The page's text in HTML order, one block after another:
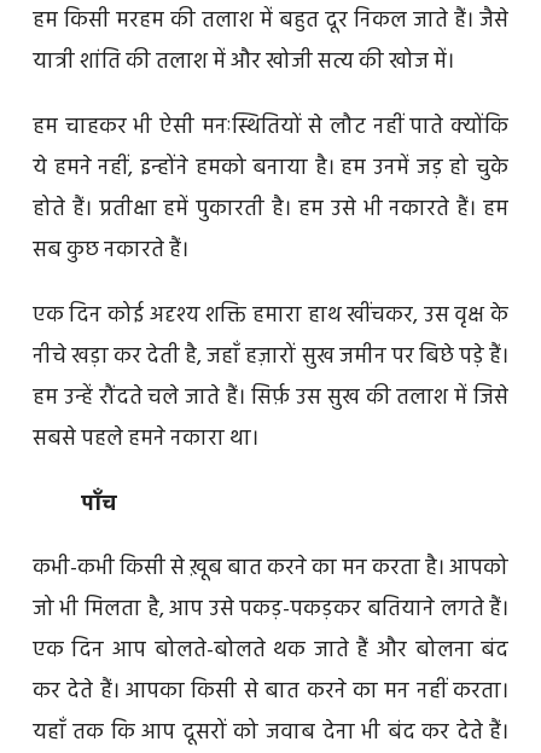
हम किसी मरहम की तलाश में बहुत दूर निकल जाते हैं। जैसे
यात्री शांति की तलाश में और खोजी सत्य की खोज में।
हम चाहकर भी ऐसी मनःस्थितियों से लौट नहीं पाते क्योंकि
ये हमने नहीं, इन्होंने हमको बनाया है। हम उनमें जड़ हो चुके
होते हैं। प्रतीक्षा हमें पुकारती है। हम उसे भी नकारते हैं। हम
सब कुछ नकारते हैं।
एक दिन कोई अदृश्य शक्ति हमारा हाथ खींचकर, उस वृक्ष के
नीचे खड़ा कर देती है, जहाँ हज़ारों सुख जमीन पर बिछे पड़े हैं।
हम उन्हें रौंदते चले जाते हैं। सिर्फ़ उस सुख की तलाश में जिसे
सबसे पहले हमने नकारा था।
पाँच
कभी-कभी किसी से ख़ूब बात करने का मन करता है। आपको
जो भी मिलता है, आप उसे पकड़-पकड़कर बतियाने लगते हैं।
एक दिन आप बोलते-बोलते थक जाते हैं और बोलना बंद
कर देते हैं। आपका किसी से बात करने का मन नहीं करता।
यहाँ तक कि आप दूसरों को जवाब देना भी बंद कर देते हैं।